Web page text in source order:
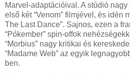
Marvel-adaptációival. A stúdió
első két “Venom” filmjével, és idén
The Last Dance”. Sajnos, ezen a
“Pókember” spin-offok
“Morbius” nagy kritikai és
“Madame Web” az egyik
ben.